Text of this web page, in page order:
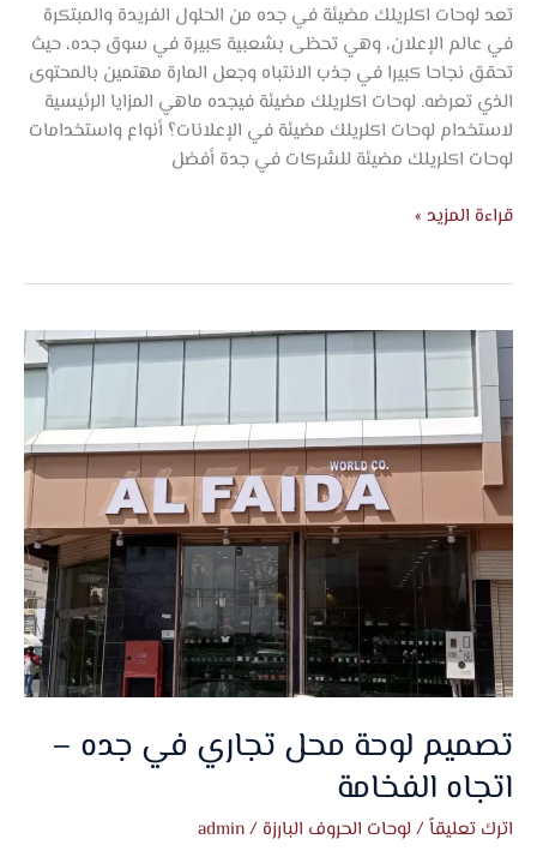
تعد لوحات اكلريلك مضيئة في جده من الحلول الفريدة والمبتكرة
في عالم الإعلان، وهي تحظى بشعبية كبيرة في سوق جده، حيث
تحقق نجاحا كبيرا في جذب الانتباه وجعل المارة مهتمين بالمحتوى
الذي تعرضه. لوحات اكلريلك مضيئة فيجده ماهي المزايا الرئيسية
لاستخدام لوحات اكلريلك مضيئة في الإعلانات؟ أنواع واستخدامات
لوحات اكلريلك مضيئة للشركات في جدة أفضل
قراءة المزيد »
تصميم لوحة محل تجاري في جده –
اتجاه الفخامة
اترك تعليقاً/لوحات الحروف البارزة /
admin
تصميم
لوحة
محل
تجاري
في
جده
–
اتجاه
الفخامة